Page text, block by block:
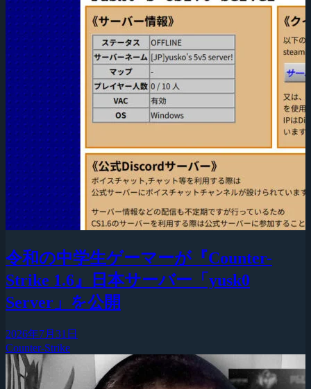
令和の中学生ゲーマーが『Counter-
Strike 1.6』日本サーバー「yusk0
Server」を公開
2026年7月31日
Counter-Strike